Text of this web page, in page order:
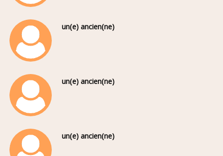
un(e) ancien(ne)
un(e) ancien(ne)
un(e) ancien(ne)